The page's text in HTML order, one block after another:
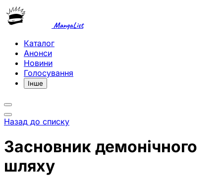
MangaList
Каталог
Анонси
Новини
Голосування
Інше
Назад до списку
Засновник демонічного
шляху